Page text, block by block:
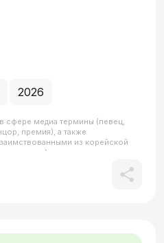
2026
сфере медиа термины (певец,
премия), а также
из корейской
и т.д.)